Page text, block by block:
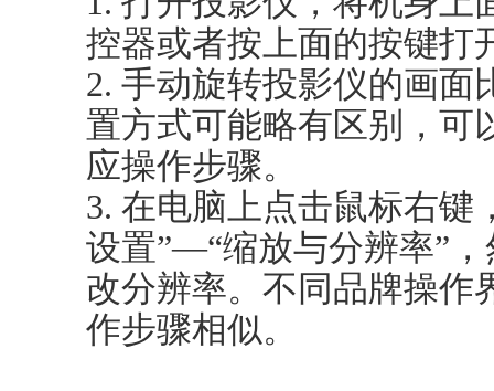
控器或者按上面的按键打
2. 手动旋转投影仪的画面
置方式可能略有区别，可
应操作步骤。
3. 在电脑上点击鼠标右
设置”—“缩放与分辨率”
改分辨率。不同品牌操作
作步骤相似。